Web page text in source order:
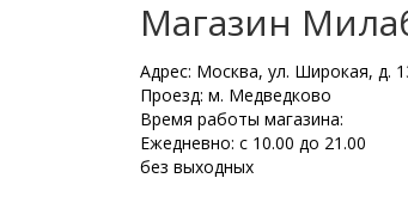
Магазин
Адрес: Москва, ул. Широкая, д.
Проезд: м. Медведково
Время работы магазина:
Ежедневно: с 10.00 до 21.00
без выходных